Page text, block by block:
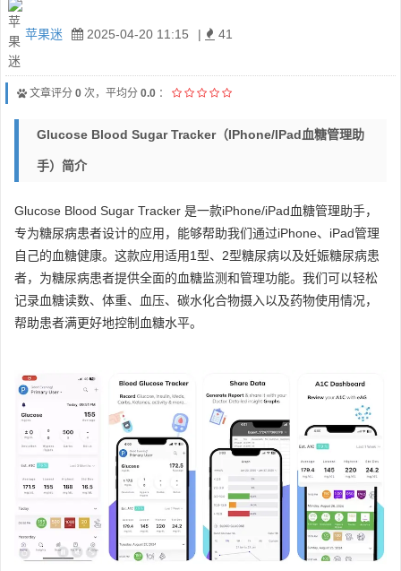
苹果迷 2025-04-20 11:15 | 41
文章评分 0 次，平均分 0.0 ：
Glucose Blood Sugar Tracker（iPhone/iPad血糖管理助
手）简介
Glucose Blood Sugar Tracker 是一款iPhone/iPad血糖管理助手，
专为糖尿病患者设计的应用，能够帮助我们通过iPhone、iPad管理
自己的血糖健康。这款应用适用1型、2型糖尿病以及妊娠糖尿病患
者，为糖尿病患者提供全面的血糖监测和管理功能。我们可以轻松
记录血糖读数、体重、血压、碳水化合物摄入以及药物使用情况，
帮助患者满更好地控制血糖水平。